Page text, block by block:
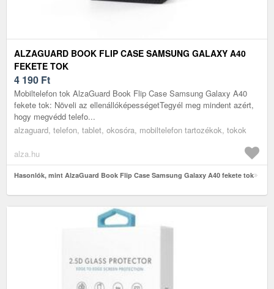
ALZAGUARD BOOK FLIP CASE SAMSUNG GALAXY A40
FEKETE TOK
4 190 Ft
Mobiltelefon tok AlzaGuard Book Flip Case Samsung Galaxy A40
fekete tok: Növeli az ellenállóképességetTegyél meg mindent azért,
hogy megvédd telefo...
alzaguard, telefon, tablet, okosóra, mobiltelefon tartozékok, tokok
alza.hu
Hasonlók, mint AlzaGuard Book Flip Case Samsung Galaxy A40 fekete tok